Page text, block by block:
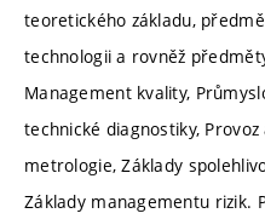
teoretického základu,
technologii a rovněž
Management kvality,
technické diagnostiky,
metrologie, Základy
Základy managementu rizik.